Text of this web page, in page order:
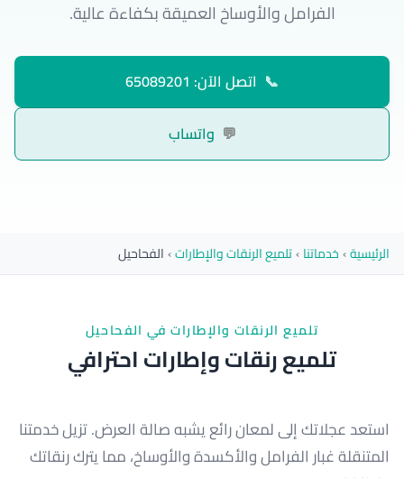
الفرامل والأوساخ العميقة بكفاءة عالية.
📞 اتصل الآن: 65089201
💬 واتساب
الرئيسية›خدماتنا›تلميع الرنقات والإطارات›الفحاحيل
تلميع الرنقات والإطارات في الفحاحيل
تلميع رنقات وإطارات احترافي
استعد عجلاتك إلى لمعان رائع يشبه صالة العرض. تزيل خدمتنا
المتنقلة غبار الفرامل والأكسدة والأوساخ، مما يترك رنقاتك